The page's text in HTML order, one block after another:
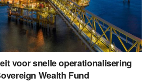
voor snelle operationalisering
Wealth Fund